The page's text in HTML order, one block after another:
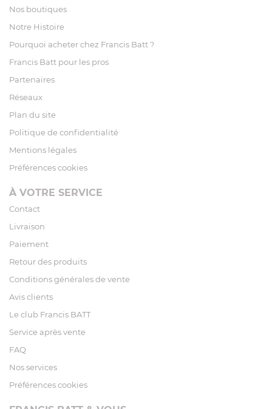
Nos boutiques
Notre Histoire
Pourquoi acheter chez Francis Batt ?
Francis Batt pour les pros
Partenaires
Réseaux
Plan du site
Politique de confidentialité
Mentions légales
Préférences cookies
À VOTRE SERVICE
Contact
Livraison
Paiement
Retour des produits
Conditions générales de vente
Avis clients
Le club Francis BATT
Service après vente
FAQ
Nos services
Préférences cookies